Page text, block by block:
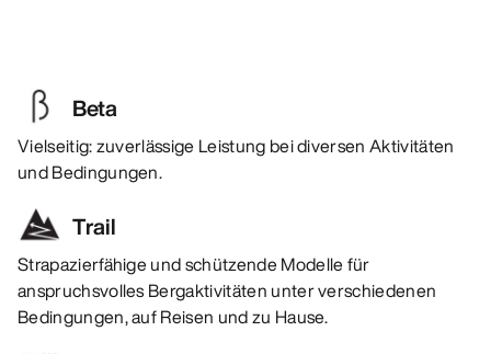
Beta
Vielseitig: zuverlässige Leistung bei diversen Aktivitäten
und Bedingungen.
Trail
Strapazierfähige und schützende Modelle für
anspruchsvolles Bergaktivitäten unter verschiedenen
Bedingungen, auf Reisen und zu Hause.